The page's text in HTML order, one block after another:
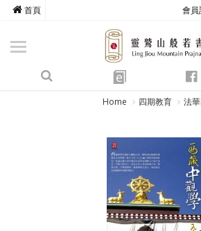
會員
首頁
e
商品總覽
心道書庫
靈鷲叢書
Home 四期教育 法